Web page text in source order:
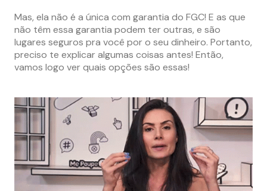
Mas, ela não é a única com garantia do FGC! E as que
não têm essa garantia podem ter outras, e são
lugares seguros pra você por o seu dinheiro. Portanto,
preciso te explicar algumas coisas antes! Então,
vamos logo ver quais opções são essas!